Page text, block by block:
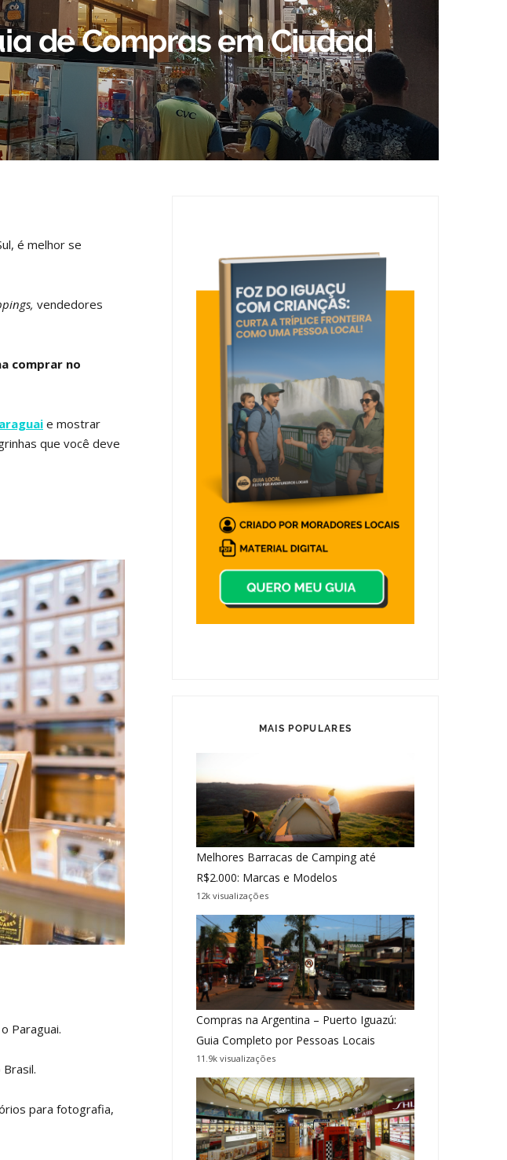
de Compras em Ciudad
é melhor se
vendedores
comprar no
e mostrar
que você deve
Paraguai.
para fotografia,
MAIS POPULARES
Melhores Barracas de Camping até
R$2.000: Marcas e Modelos
12k visualizações
Compras na Argentina – Puerto Iguazú:
Guia Completo por Pessoas Locais
11.9k visualizações